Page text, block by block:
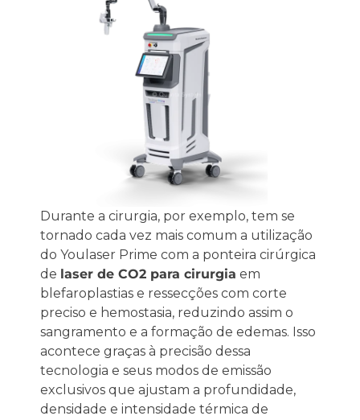
Durante a cirurgia, por exemplo, tem se
tornado cada vez mais comum a utilização
do Youlaser Prime com a ponteira cirúrgica
de laser de CO2 para cirurgia em
blefaroplastias e ressecções com corte
preciso e hemostasia, reduzindo assim o
sangramento e a formação de edemas. Isso
acontece graças à precisão dessa
tecnologia e seus modos de emissão
exclusivos que ajustam a profundidade,
densidade e intensidade térmica de